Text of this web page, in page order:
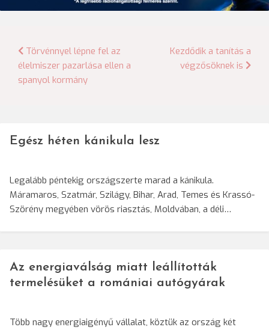
Bejegyzés
navigáció
Törvénnyel lépne fel az
élelmiszer pazarlása ellen a
spanyol kormány
Kezdődik a tanítás a
végzősöknek is
Egész héten kánikula lesz
Legalább péntekig országszerte marad a kánikula.
Máramaros, Szatmár, Szilágy, Bihar, Arad, Temes és Krassó-
Szörény megyében vörös riasztás, Moldvában, a déli…
Az energiaválság miatt leállították
termelésüket a romániai autógyárak
Több nagy energiaigényű vállalat, köztük az ország két